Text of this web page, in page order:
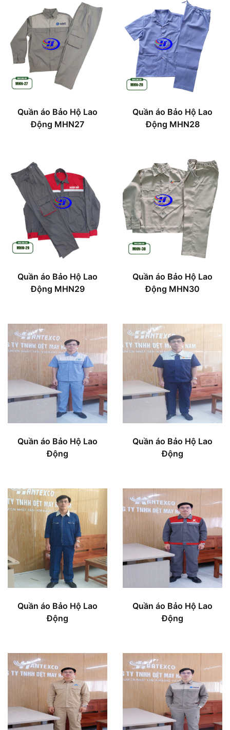
Quần áo Bảo Hộ Lao
Động MHN27
Quần áo Bảo Hộ Lao
Động MHN28
Quần áo Bảo Hộ Lao
Động MHN29
Quần áo Bảo Hộ Lao
Động MHN30
Quần áo Bảo Hộ Lao
Động
Quần áo Bảo Hộ Lao
Động
Quần áo Bảo Hộ Lao
Động
Quần áo Bảo Hộ Lao
Động